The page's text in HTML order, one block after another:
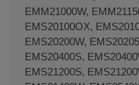
EMM21000W,
EMS20100OX,
EMS20200W,
EMS20400S,
EMS21200S,